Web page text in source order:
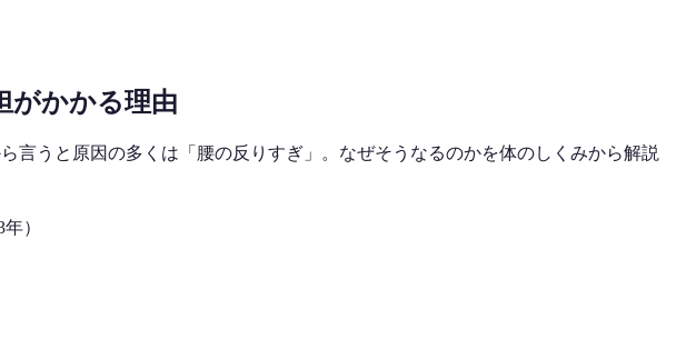
がかかる理由
うと原因の多くは「腰の反りすぎ」。なぜそうなるのかを体のしくみから解説
）